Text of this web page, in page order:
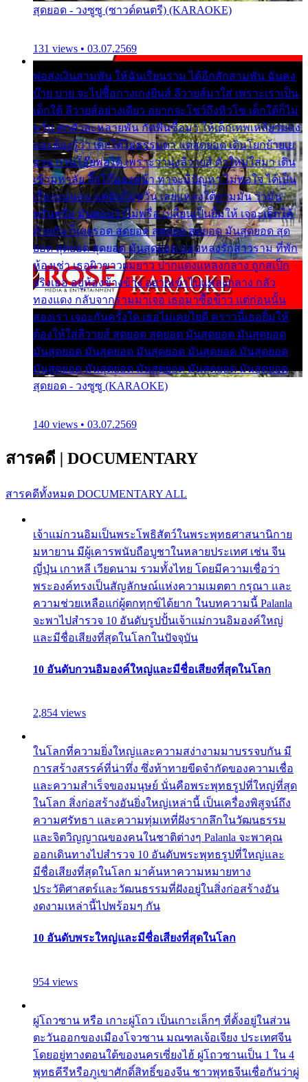
สุดยอด - วงซูซู (ซาวด์ดนตรี) (KARAOKE)
131 views • 03.07.2569
พ่อส่งเงินสามพัน ให้ฉันเรียนราม ได้อีกสักสามพัน ฉันคง
บ๊าย บาย จะไปซื้อกางเกงยีนส์ ลีวายส์มาใส่ เพราะเราเป็น
เด็กใต้ ลีวายส์อย่างเดียว อยากจะโชว์ถึงหิวโซ เด็กใต้ก็ไม่
หวั่น ตกตัวละหลายพัน กัดฟันซื้อมา ให้เด็กเทพเหลียวมอง
และต้องรู้ว่า เด็กใต้ไม่ธรรมดา แต่สุดยอด เดินโยกย้ายเย
ยวน กวนโอ๊ยพอได้ เพราะว่านุ่งลีวายส์ ตัวใหม่ใส่มา เดิน
เข้ามหาลัย จิ๊กโก๊มองหน้า ท่าจะมีปัญหา ไม่พอใจ ได้เป็น
เรื่องแน่นอน แต่ฉันไม่หวั่น เลยแหลงใต้ถามมัน ว่ามัน
พรั่นพรือ มันตอบว่าไม่พรื่อ เปลี่ยนเป็นยิ้มให้ เจอะเด็กใต้
ด้วยกัน ก็เลยรอด สุดยอด สุดยอด สุดยอด มันสุดยอด สุด
ยอด สุดยอด สุดยอด มันสุดยอด แอบหลงรักสาวราม ที่พัก
ห้องเช่า เธอผิวขาวผมยาว ปากแดงแหลงกลาง ถูกสเป็ก
จริงเธอ อยู่ห้องข้างข้าง อยากเข้าไปแหลงกลาง กลัว
ทองแดง กลับจากรามมาเจอ เธอมาซื้อข้าว แต่ก่อนนั้น
สองเรา เจอะกันครั้งใด เธอไม่เคยไยดี คราวนี้เธอยิ้มให้
ต้องให้ใส่ลีวายส์ สุดยอด สุดยอด มันสุดยอด มันสุดยอด
มันสุดยอด มันสุดยอด มันสุดยอด มันสุดยอด มันสุดยอด
มันสุดยอด มันสุดยอด มันสุดยอด มันสุดยอด มันสุดยอด
สุดยอด - วงซูซู (KARAOKE)
140 views • 03.07.2569
สารคดี | DOCUMENTARY
สารคดีทั้งหมด DOCUMENTARY ALL
เจ้าแม่กวนอิมเป็นพระโพธิสัตว์ในพระพุทธศาสนานิกาย
มหายาน มีผู้เคารพนับถือบูชาในหลายประเทศ เช่น จีน
ญี่ปุ่น เกาหลี เวียดนาม รวมทั้งไทย โดยมีความเชื่อว่า
พระองค์ทรงเป็นสัญลักษณ์แห่งความเมตตา กรุณา และ
ความช่วยเหลือแก่ผู้ตกทุกข์ได้ยาก ในบทความนี้ Palanla
จะพาไปสำรวจ 10 อันดับรูปปั้นเจ้าแม่กวนอิมองค์ใหญ่
และมีชื่อเสียงที่สุดในโลกในปัจจุบัน
10 อันดับกวนอิมองค์ใหญ่และมีชื่อเสียงที่สุดในโลก
2,854 views
ในโลกที่ความยิ่งใหญ่และความสง่างามมาบรรจบกัน มี
การสร้างสรรค์ที่น่าทึ่ง ซึ่งท้าทายขีดจำกัดของความเชื่อ
และความสำเร็จของมนุษย์ นั่นคือพระพุทธรูปที่ใหญ่ที่สุด
ในโลก สิ่งก่อสร้างอันยิ่งใหญ่เหล่านี้ เป็นเครื่องพิสูจน์ถึง
ความศรัทธา และความทุ่มเทที่ฝังรากลึกในวัฒนธรรม
และจิตวิญญาณของคนในชาติต่างๆ Palanla จะพาคุณ
ออกเดินทางไปสำรวจ 10 อันดับพระพุทธรูปที่ใหญ่และ
มีชื่อเสียงที่สุดในโลก มาค้นหาความหมายทาง
ประวัติศาสตร์และวัฒนธรรมที่ฝังอยู่ในสิ่งก่อสร้างอัน
งดงามเหล่านี้ไปพร้อมๆ กัน
10 อันดับพระใหญ่และมีชื่อเสียงที่สุดในโลก
954 views
ผู่โถวซาน หรือ เกาะผู่โถว เป็นเกาะเล็กๆ ที่ตั้งอยู่ในส่วน
ตะวันออกของเมืองโจวซาน มณฑลเจ้อเจียง ประเทศจีน
โดยอยู่ทางตอนใต้ของนครเซี่ยงไฮ้ ผู่โถวซานเป็น 1 ใน 4
พุทธคีรีหรือภูเขาศักดิ์สิทธิ์ของจีน ชาวพุทธจีนเชื่อกันว่าผู่